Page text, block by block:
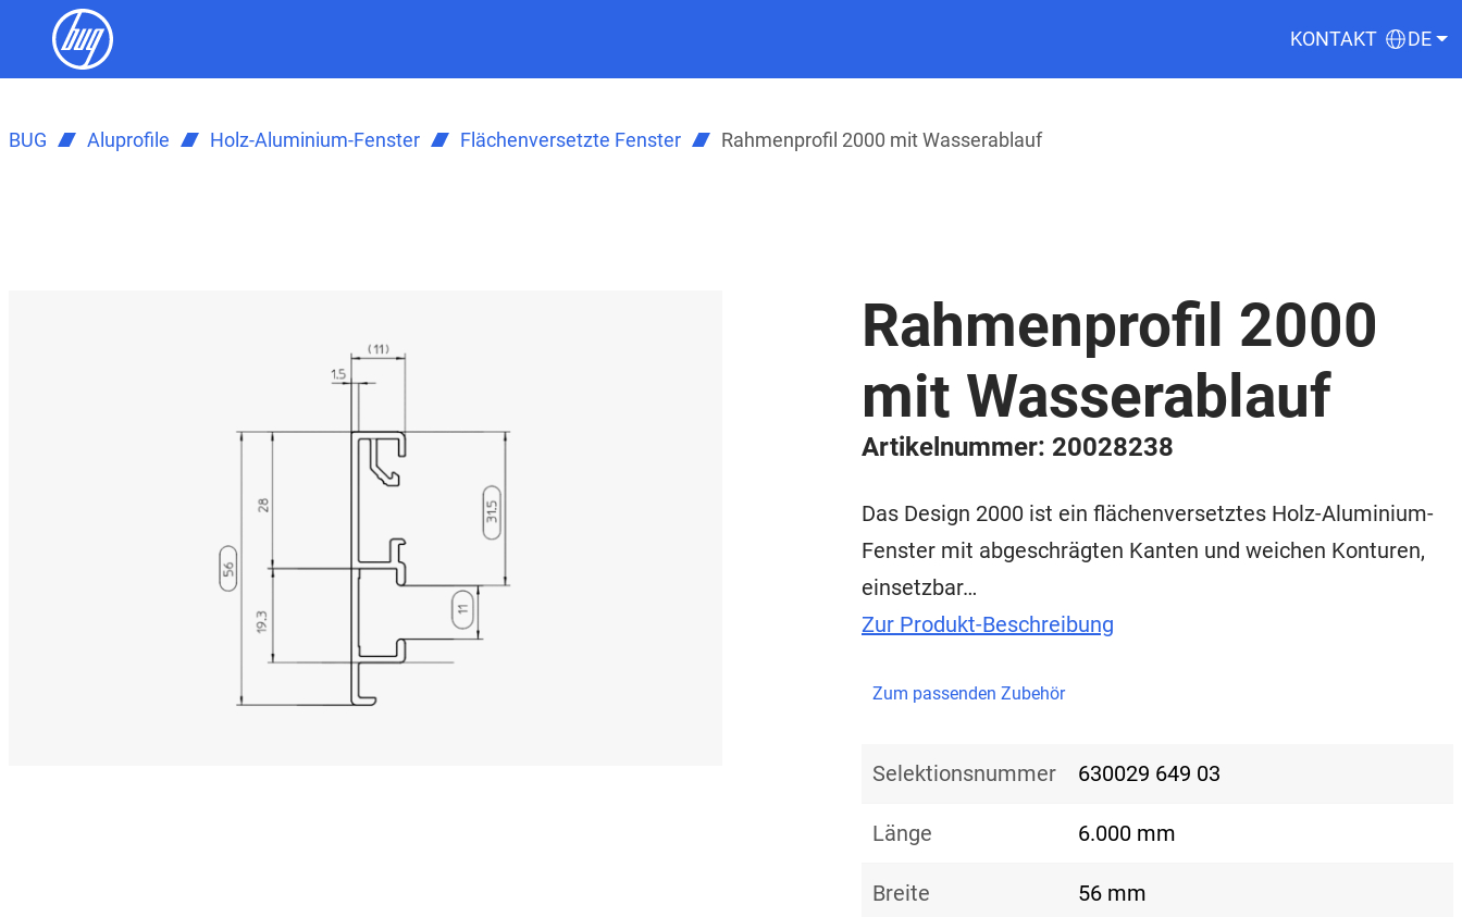
KONTAKT DE
BUG Aluprofile Holz-Aluminium-Fenster Flächenversetzte Fenster Rahmenprofil 2000 mit Wasserablauf
Rahmenprofil 2000
mit Wasserablauf
Artikelnummer: 20028238
Das Design 2000 ist ein flächenversetztes Holz-Aluminium-
Fenster mit abgeschrägten Kanten und weichen Konturen,
einsetzbar…
Zur Produkt-Beschreibung
Zum passenden Zubehör
Selektionsnummer 630029 649 03
Länge 6.000 mm
Breite 56 mm